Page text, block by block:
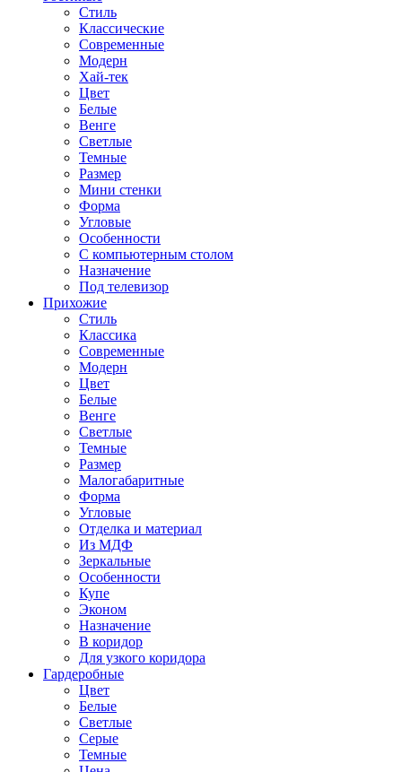
Стиль
Классические
Современные
Модерн
Хай-тек
Цвет
Белые
Венге
Светлые
Темные
Размер
Мини стенки
Форма
Угловые
Особенности
С компьютерным столом
Назначение
Под телевизор
Прихожие
Стиль
Классика
Современные
Модерн
Цвет
Белые
Венге
Светлые
Темные
Размер
Малогабаритные
Форма
Угловые
Отделка и материал
Из МДФ
Зеркальные
Особенности
Купе
Эконом
Назначение
В коридор
Для узкого коридора
Гардеробные
Цвет
Белые
Светлые
Серые
Темные